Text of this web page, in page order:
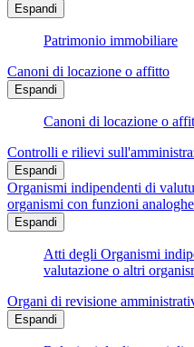
Espandi
Patrimonio immobiliare
Canoni di locazione o affitto
Espandi
Canoni di locazione o
Controlli e rilievi
Espandi
Organismi indipendenti di
organismi con funzioni analoghe
Espandi
Atti degli Organismi
valutazione o altri
Organi di revisione
Espandi